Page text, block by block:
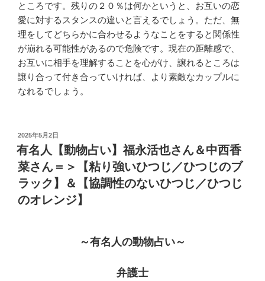
ところです。残りの２０％は何かというと、お互いの恋
愛に対するスタンスの違いと言えるでしょう。ただ、無
理をしてどちらかに合わせるようなことをすると関係性
が崩れる可能性があるので危険です。現在の距離感で、
お互いに相手を理解することを心がけ、譲れるところは
譲り合って付き合っていければ、より素敵なカップルに
なれるでしょう。
投
稿
日:
2025年5月2日
有名人【動物占い】福永活也さん＆中西香
菜さん＝＞【粘り強いひつじ／ひつじのブ
ラック】＆【協調性のないひつじ／ひつじ
のオレンジ】
～有名人の動物占い～
弁護士